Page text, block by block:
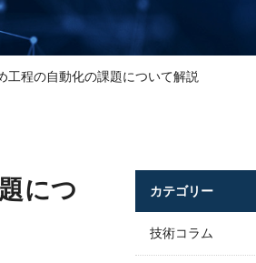
ロボットシステムの特長
ト搭載
ム
工程の自動化の課題について解説
につ
カテゴリー
技術コラム